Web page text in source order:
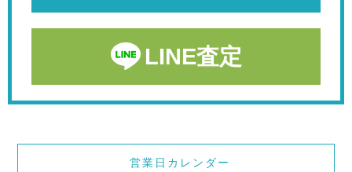
LINE査定
営業日カレンダー